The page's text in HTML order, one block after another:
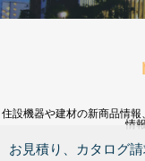
住設機器や建材の新商品情
情
お見積り、カタログ